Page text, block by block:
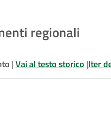
regionali
|Vai al testo storico |Iter